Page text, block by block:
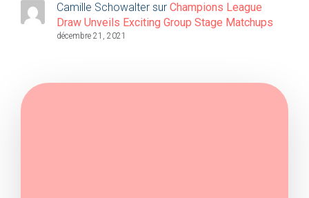
Camille Schowalter sur Champions League
Draw Unveils Exciting Group Stage Matchups
décembre 21, 2021